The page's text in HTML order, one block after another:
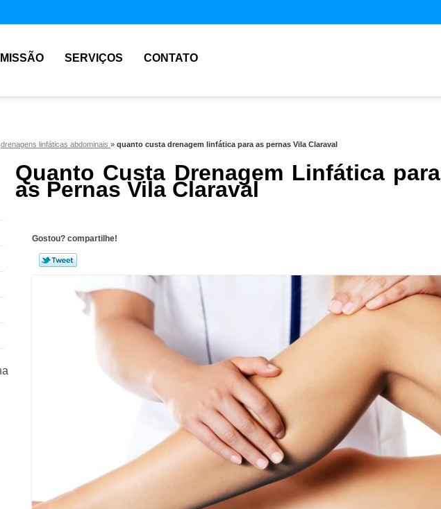
MISSÃO SERVIÇOS CONTATO
drenagens linfáticas abdominais » quanto custa drenagem linfática para as pernas Vila Claraval
Quanto Custa Drenagem Linfática para
as Pernas Vila Claraval
Gostou? compartilhe!